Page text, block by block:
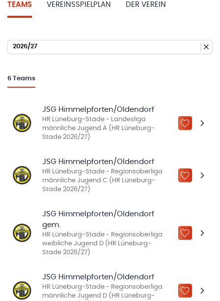
TEAMS VEREINSSPIELPLAN DER VEREIN
2026/27
6 Teams
JSG Himmelpforten/Oldendorf
HR Lüneburg-Stade - Landesliga
männliche Jugend A (HR Lüneburg-
Stade 2026/27)
ZU „MEINE
JSG Himmelpforten/Oldendorf
HR Lüneburg-Stade - Regionsoberliga
männliche Jugend C (HR Lüneburg-
Stade 2026/27)
ZU „MEINE
JSG Himmelpforten/Oldendorf
gem.
HR Lüneburg-Stade - Regionsoberliga
weibliche Jugend D (HR Lüneburg-
Stade 2026/27)
ZU „MEINE
JSG Himmelpforten/Oldendorf
HR Lüneburg-Stade - Regionsoberliga
männliche Jugend D (HR Lüneburg-
ZU „MEINE